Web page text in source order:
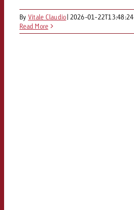
By Vitale Claudio| 2026-01-
Read More